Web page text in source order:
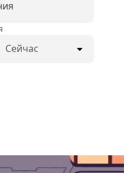
Сейчас